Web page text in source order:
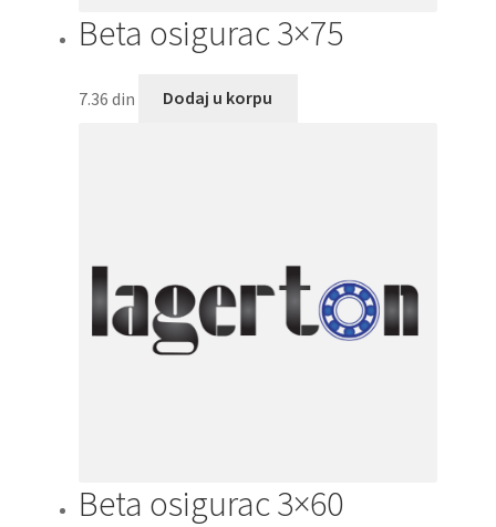
Beta osigurac 3×75
7.36 din Dodaj u korpu
Beta osigurac 3×60